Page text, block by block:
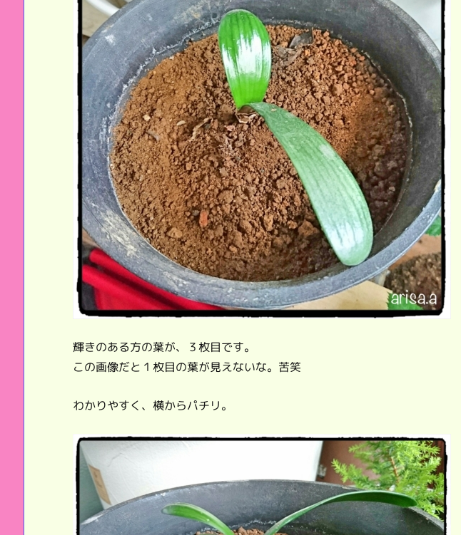
輝きのある方の葉が、３枚目です。
この画像だと１枚目の葉が見えないな。苦笑
わかりやすく、横からパチリ。